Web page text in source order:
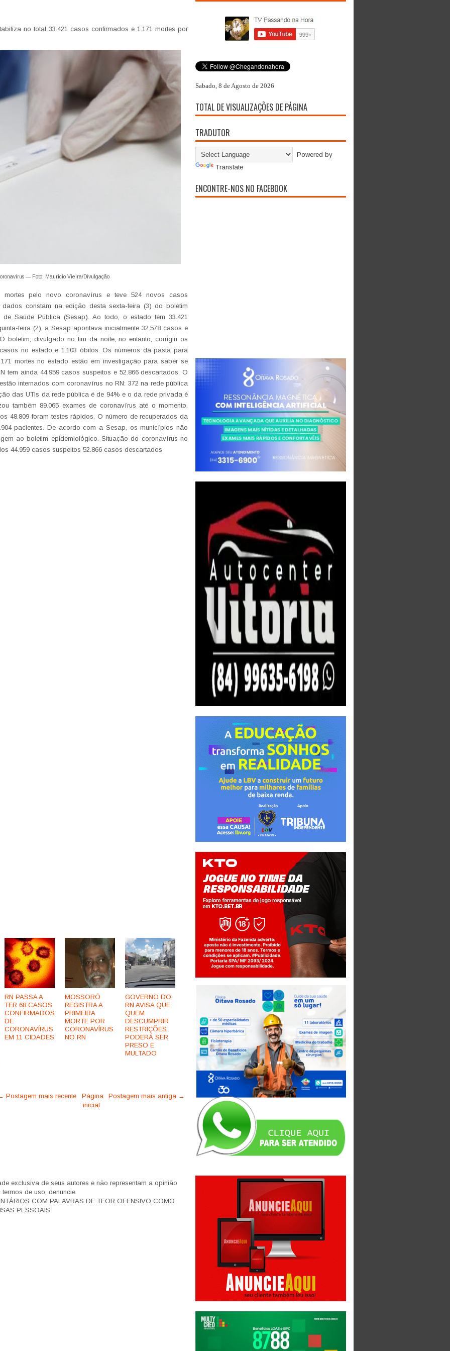
no total 33.421 casos confirmados e 1.171 mortes por
— Foto: Mauricio Vieira/Divulgação
pelo novo coronavírus e teve 524 novos casos
constam na edição desta sexta-feira (3) do boletim
de Saúde Pública (Sesap). Ao todo, o estado tem 33.421
feira (2), a Sesap apontava inicialmente 32.578 casos e
boletim, divulgado no fim da noite, no entanto, corrigiu os
no estado e 1.103 óbitos. Os números da pasta para
mortes no estado estão em investigação para saber se
tem ainda 44.959 casos suspeitos e 52.866 descartados. O
internados com coronavírus no RN: 372 na rede pública
das UTIs da rede pública é de 94% e o da rede privada é
também 89.065 exames de coronavírus até o momento.
48.809 foram testes rápidos. O número de recuperados da
pacientes. De acordo com a Sesap, os municípios não
ao boletim epidemiológico. Situação do coronavírus no
44.959 casos suspeitos 52.866 casos descartados
RN PASSA A
TER 68 CASOS
CONFIRMADOS
DE
CORONAVÍRUS
EM 11 CIDADES
MOSSORÓ
REGISTRA A
PRIMEIRA
MORTE POR
CORONAVÍRUS
NO RN
GOVERNO DO
RN AVISA QUE
QUEM
DESCUMPRIR
RESTRIÇÕES
PODERÁ SER
PRESO E
MULTADO
Postagem mais recente Postagem mais antiga →
Página
inicial
exclusiva de seus autores e não representam a opinião
de uso, denuncie.
COM PALAVRAS DE TEOR OFENSIVO COMO
PESSOAIS.
Sabado, 8 de Agosto de 2026
TOTAL DE VISUALIZAÇÕES DE PÁGINA
TRADUTOR
Powered by
Translate
ENCONTRE-NOS NO FACEBOOK
Jogue com responsabilidade. 18+